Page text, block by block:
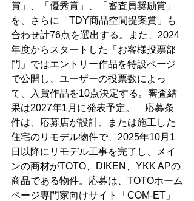
賞」、「優秀賞」、「審査員奨励賞」
を、さらに「TDY商品空間提案賞」も
合わせ計76点を選出する。また、2024
年度からスタートした「お客様投票部
門」ではエントリー作品を特設ページ
で公開し、ユーザーの投票数によっ
て、入賞作品を10点決定する。審査結
果は2027年1月に発表予定。　応募条
件は、応募店が設計、または施工した
住宅のリモデル物件で、2025年10月1
日以降にリモデル工事を完了し、メイ
ンの商材がTOTO、DIKEN、YKK APの
商品である物件。応募は、TOTOホーム
ページ専門家向けサイト「COM-ET」